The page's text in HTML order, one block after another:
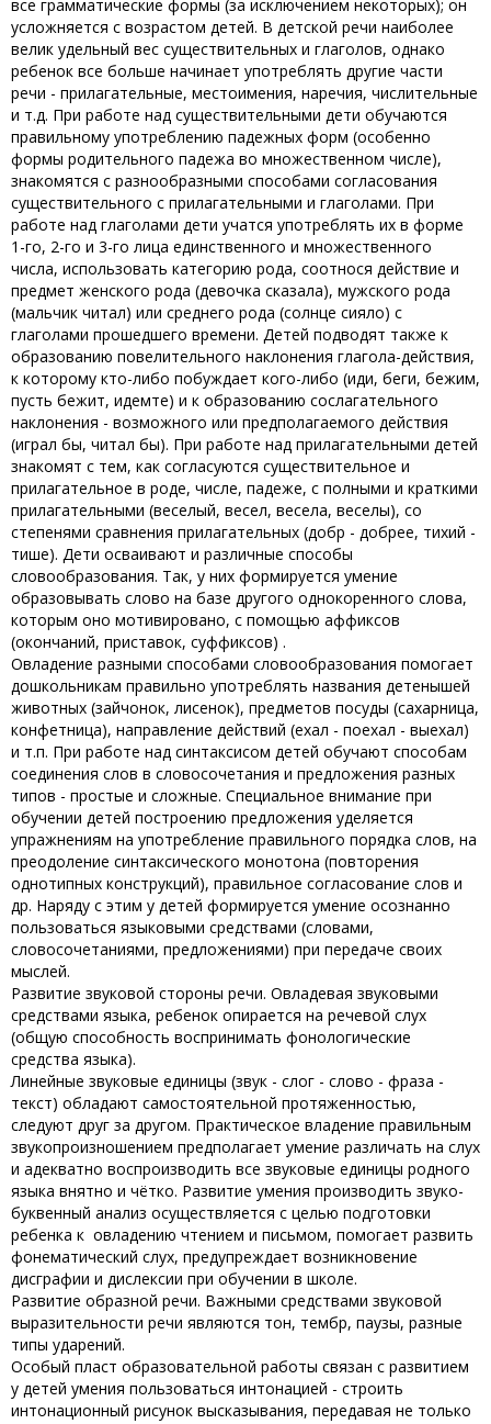
все грамматические формы (за исключением некоторых); он
усложняется с возрастом детей. В детской речи наиболее
велик удельный вес существительных и глаголов, однако
ребенок все больше начинает употреблять другие части
речи - прилагательные, местоимения, наречия, числительные
и т.д. При работе над существительными дети обучаются
правильному употреблению падежных форм (особенно
формы родительного падежа во множественном числе),
знакомятся с разнообразными способами согласования
существительного с прилагательными и глаголами. При
работе над глаголами дети учатся употреблять их в форме
1-го, 2-го и 3-го лица единственного и множественного
числа, использовать категорию рода, соотнося действие и
предмет женского рода (девочка сказала), мужского рода
(мальчик читал) или среднего рода (солнце сияло) с
глаголами прошедшего времени. Детей подводят также к
образованию повелительного наклонения глагола-действия,
к которому кто-либо побуждает кого-либо (иди, беги, бежим,
пусть бежит, идемте) и к образованию сослагательного
наклонения - возможного или предполагаемого действия
(играл бы, читал бы). При работе над прилагательными детей
знакомят с тем, как согласуются существительное и
прилагательное в роде, числе, падеже, с полными и краткими
прилагательными (веселый, весел, весела, веселы), со
степенями сравнения прилагательных (добр - добрее, тихий -
тише). Дети осваивают и различные способы
словообразования. Так, у них формируется умение
образовывать слово на базе другого однокоренного слова,
которым оно мотивировано, с помощью аффиксов
(окончаний, приставок, суффиксов) .
Овладение разными способами словообразования помогает
дошкольникам правильно употреблять названия детенышей
животных (зайчонок, лисенок), предметов посуды (сахарница,
конфетница), направление действий (ехал - поехал - выехал)
и т.п. При работе над синтаксисом детей обучают способам
соединения слов в словосочетания и предложения разных
типов - простые и сложные. Специальное внимание при
обучении детей построению предложения уделяется
упражнениям на употребление правильного порядка слов, на
преодоление синтаксического монотона (повторения
однотипных конструкций), правильное согласование слов и
др. Наряду с этим у детей формируется умение осознанно
пользоваться языковыми средствами (словами,
словосочетаниями, предложениями) при передаче своих
мыслей.
Развитие звуковой стороны речи. Овладевая звуковыми
средствами языка, ребенок опирается на речевой слух
(общую способность воспринимать фонологические
средства языка).
Линейные звуковые единицы (звук - слог - слово - фраза -
текст) обладают самостоятельной протяженностью,
следуют друг за другом. Практическое владение правильным
звукопроизношением предполагает умение различать на слух
и адекватно воспроизводить все звуковые единицы родного
языка внятно и чётко. Развитие умения производить звуко-
буквенный анализ осуществляется с целью подготовки
ребенка к овладению чтением и письмом, помогает развить
фонематический слух, предупреждает возникновение
дисграфии и дислексии при обучении в школе.
Развитие образной речи. Важными средствами звуковой
выразительности речи являются тон, тембр, паузы, разные
типы ударений.
Особый пласт образовательной работы связан с развитием
у детей умения пользоваться интонацией - строить
интонационный рисунок высказывания, передавая не только